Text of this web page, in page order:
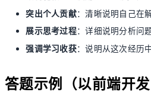
突出个人贡献：清晰说明自己在
展示思考过程：详细说明分析问
强调学习收获：说明从这次经历
答题示例（以前端开发